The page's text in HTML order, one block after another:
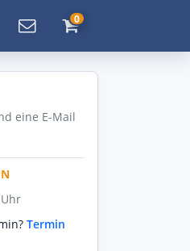
0
eine E-Mail
Uhr
Termin